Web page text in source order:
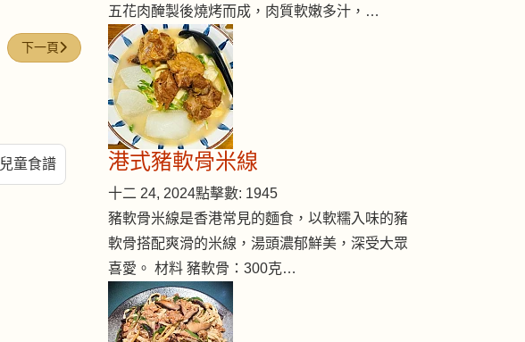
下一篇文章: 健康魚卷
下一頁
兒童食譜
五花肉醃製後燒烤而成，肉質軟嫩多汁，…
港式豬軟骨米線
十二 24, 2024點擊數: 1945
豬軟骨米線是香港常見的麵食，以軟糯入味的豬
軟骨搭配爽滑的米線，湯頭濃郁鮮美，深受大眾
喜愛。 材料 豬軟骨：300克…